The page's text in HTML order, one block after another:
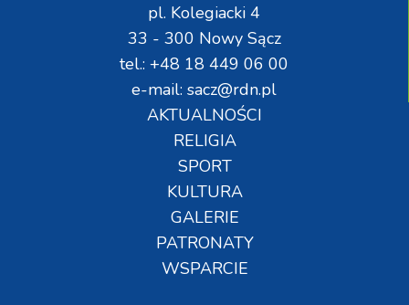
pl. Kolegiacki 4
33 - 300 Nowy Sącz
tel.: +48 18 449 06 00
e-mail: sacz@rdn.pl
AKTUALNOŚCI
RELIGIA
SPORT
KULTURA
GALERIE
PATRONATY
WSPARCIE